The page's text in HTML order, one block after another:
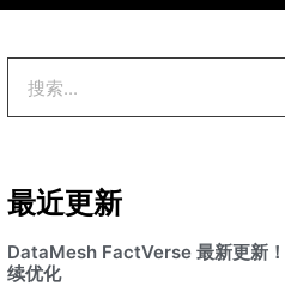
最近更新
DataMesh FactVerse 最新更新
续优化